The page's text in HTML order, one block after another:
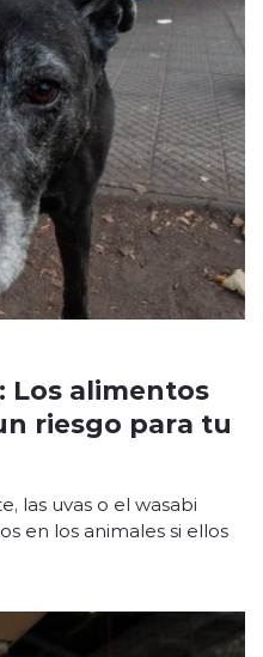
Los alimentos
riesgo para tu
las uvas o el wasabi
en los animales si ellos